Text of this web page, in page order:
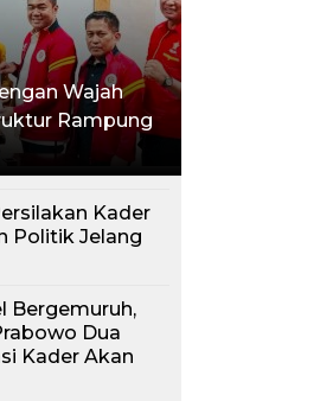
Wajah
Rampung
Kader
Politik Jelang
Bergemuruh,
Dua
Kader Akan